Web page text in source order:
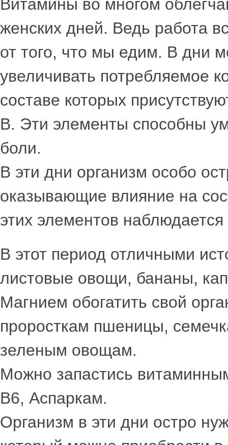
Витамины во многом
женских дней. Ведь работа
от того, что мы едим. В дни
увеличивать потребляемое
составе которых
В. Эти элементы способны
боли.
В эти дни организм особо
оказывающие влияние на
этих элементов
В этот период отличными
листовые овощи, бананы,
Магнием обогатить свой
проросткам пшеницы,
зеленым овощам.
Можно запастись
В6, Аспаркам.
Организм в эти дни остро